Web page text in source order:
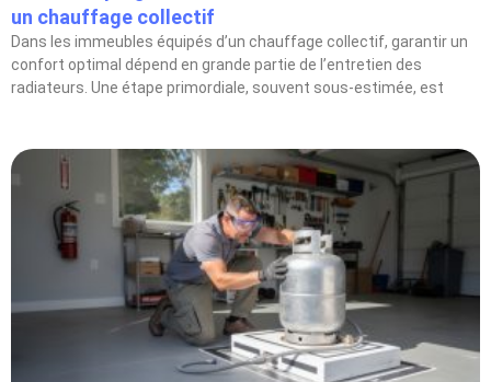
un chauffage collectif
Dans les immeubles équipés d’un chauffage collectif, garantir un
confort optimal dépend en grande partie de l’entretien des
radiateurs. Une étape primordiale, souvent sous-estimée, est